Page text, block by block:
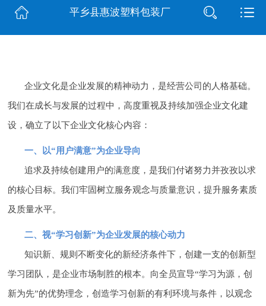
网站首页
产品展示
平乡县惠波塑料包装厂
企业文化是企业发展的精神动力，是经营公司的人格基础。
我们在成长与发展的过程中，高度重视及持续加强企业文化建
设，确立了以下企业文化核心内容：
一、以“用户满意”为企业导向
追求及持续创建用户的满意度，是我们付诸努力并孜孜以求
的核心目标。我们牢固树立服务观念与质量意识，提升服务素质
及质量水平。
二、视“学习创新”为企业发展的核心动力
知识新、规则不断变化的新经济条件下，创建一支的创新型
学习团队，是企业市场制胜的根本。向全员宣导“学习为源，创
新为先”的优势理念，创造学习创新的有利环境与条件，以观念